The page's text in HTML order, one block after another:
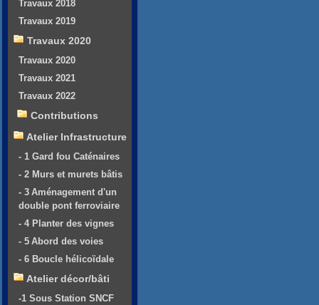
Travaux 2018
Travaux 2019
Travaux 2020
Travaux 2020
Travaux 2021
Travaux 2022
Contributions
Atelier Infrastructure
- 1 Gard fou Caténaires
- 2 Murs et murets bâtis
- 3 Aménagement d'un
double pont ferroviaire
- 4 Planter des vignes
- 5 Abord des voies
- 6 Boucle hélicoïdale
Atelier décor/bâti
-1 Sous Station SNCF